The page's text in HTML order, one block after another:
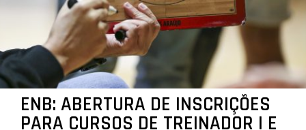
ENB: ABERTURA DE INSCRIÇÕES
PARA CURSOS DE TREINADOR I E